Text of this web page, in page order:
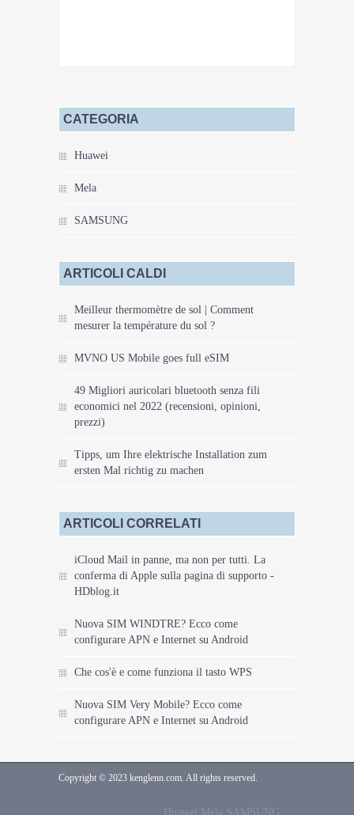
CATEGORIA
Huawei
Mela
SAMSUNG
ARTICOLI CALDI
Meilleur thermomètre de sol | Comment
mesurer la température du sol ?
MVNO US Mobile goes full eSIM
49 Migliori auricolari bluetooth senza fili
economici nel 2022 (recensioni, opinioni,
prezzi)
Tipps, um Ihre elektrische Installation zum
ersten Mal richtig zu machen
ARTICOLI CORRELATI
iCloud Mail in panne, ma non per tutti. La
conferma di Apple sulla pagina di supporto -
HDblog.it
Nuova SIM WINDTRE? Ecco come
configurare APN e Internet su Android
Che cos'è e come funziona il tasto WPS
Nuova SIM Very Mobile? Ecco come
configurare APN e Internet su Android
Copyright © 2023 kenglenn.com. All rights reserved.
Huawei Mela SAMSUNG